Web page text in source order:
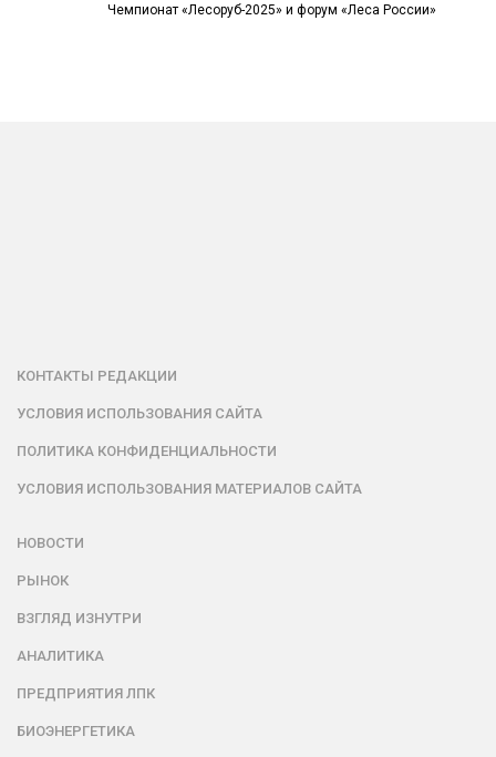
Чемпионат «Лесоруб-2025» и форум «Леса России»
КОНТАКТЫ РЕДАКЦИИ
УСЛОВИЯ ИСПОЛЬЗОВАНИЯ САЙТА
ПОЛИТИКА КОНФИДЕНЦИАЛЬНОСТИ
УСЛОВИЯ ИСПОЛЬЗОВАНИЯ МАТЕРИАЛОВ САЙТА
НОВОСТИ
РЫНОК
ВЗГЛЯД ИЗНУТРИ
АНАЛИТИКА
ПРЕДПРИЯТИЯ ЛПК
БИОЭНЕРГЕТИКА